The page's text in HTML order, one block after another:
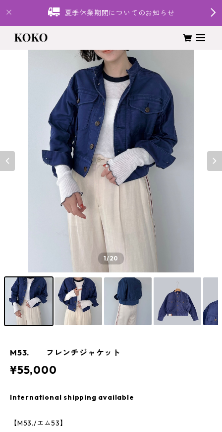
夏季休業期間についてのお知らせ
1/20
M53. フレンチジャケット
¥55,000
International shipping available
【M53./エム53】